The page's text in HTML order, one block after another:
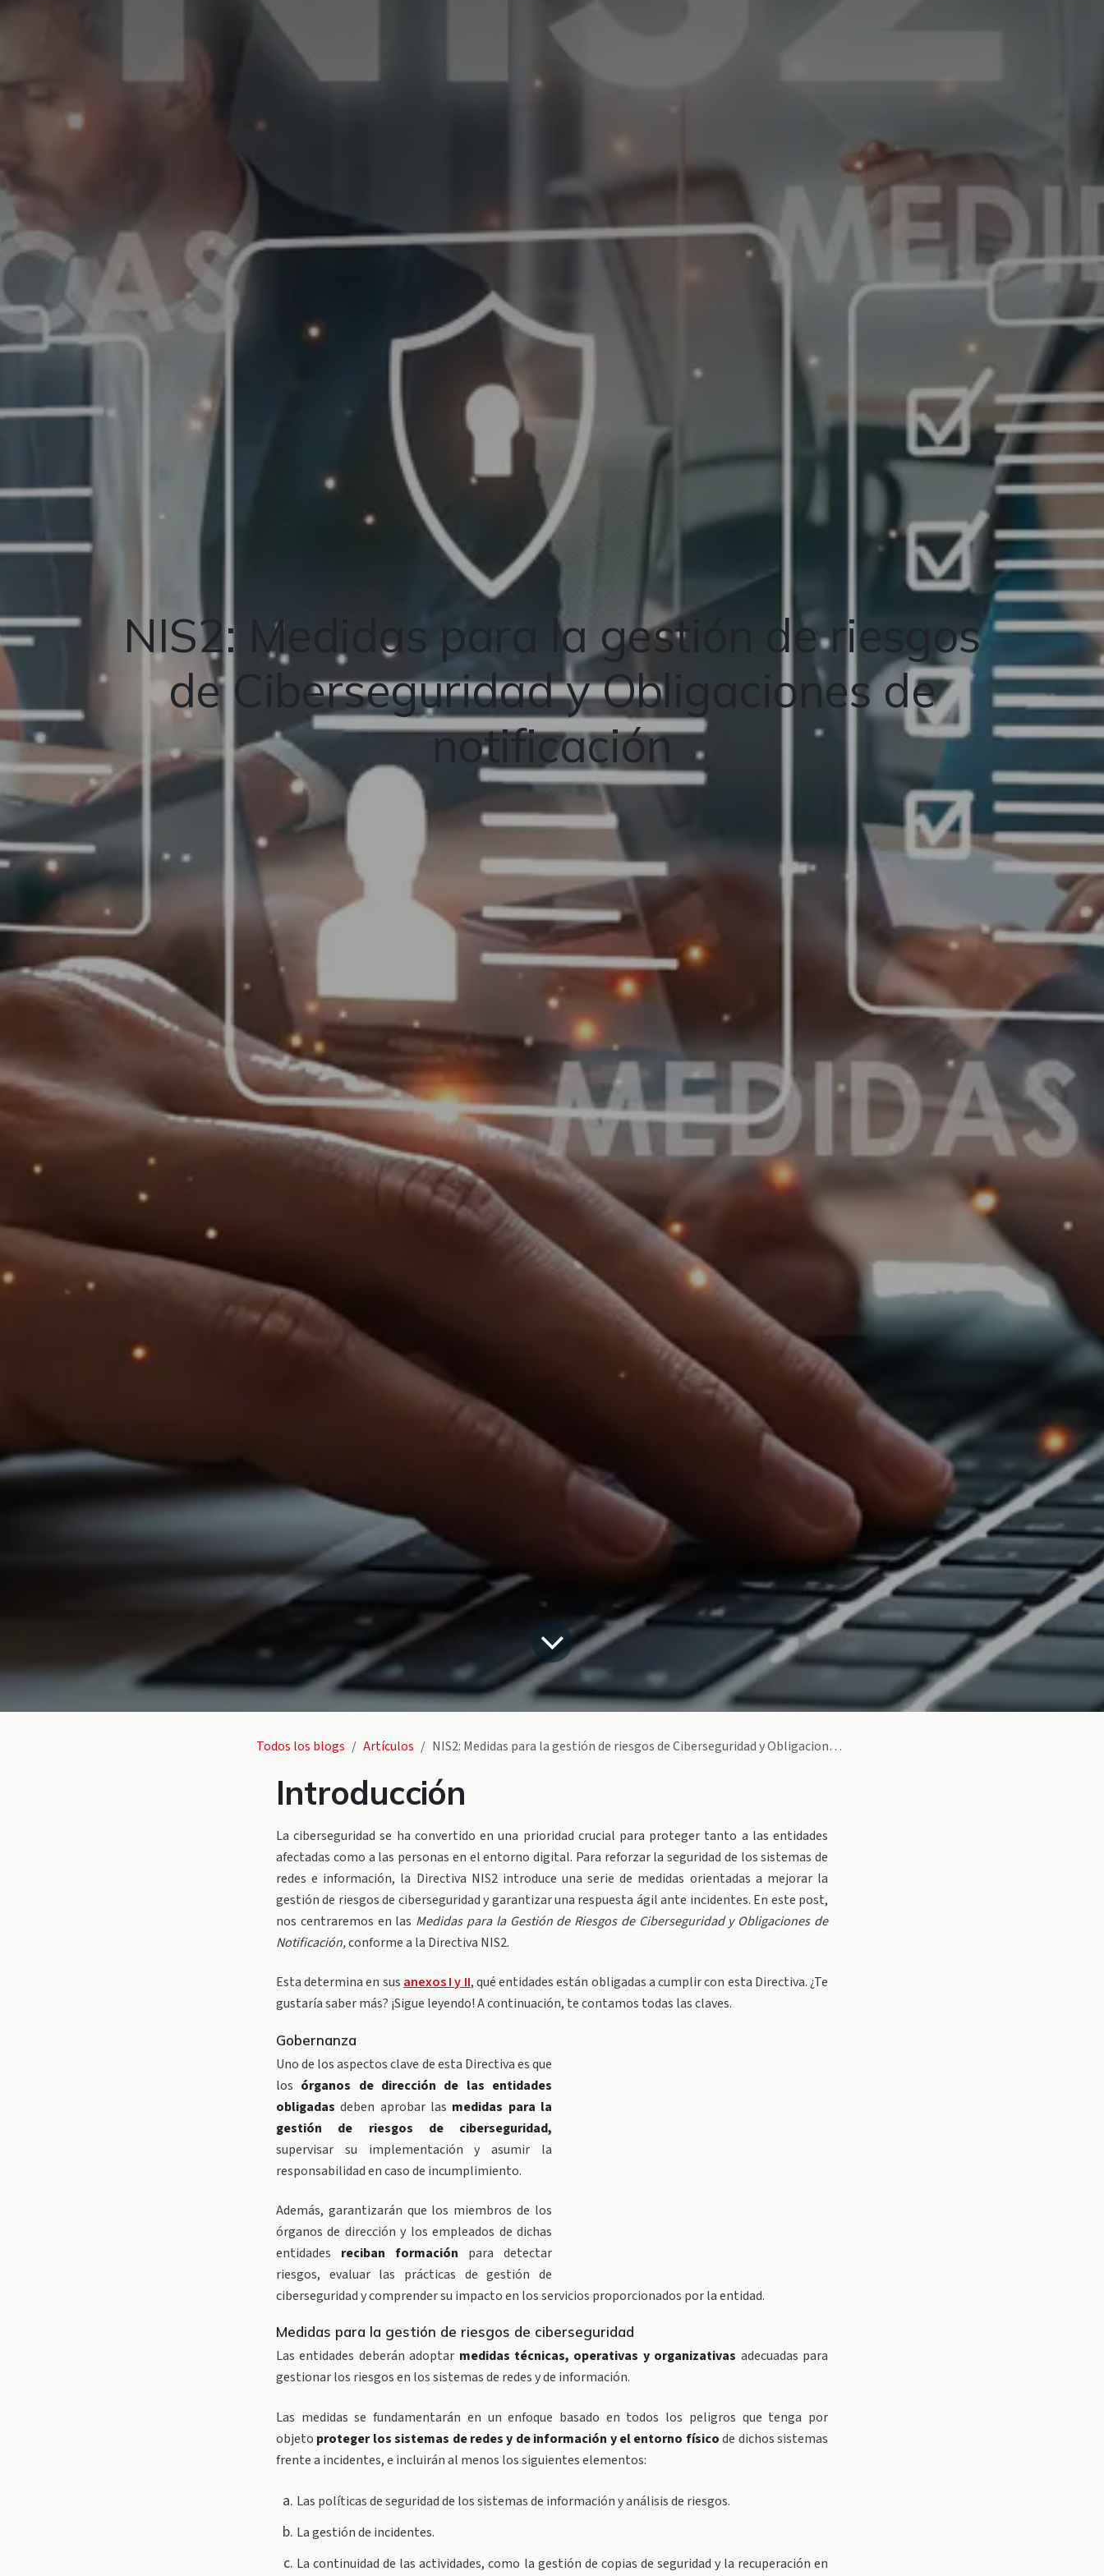
NIS2: Medidas para la gestión de riesgos
de Ciberseguridad y Obligaciones de
notificación
Todos los blogs Artículos NIS2: Medidas para la gestión de riesgos de Ciberseguridad y Obligaciones de notificación
Introducción
La ciberseguridad se ha convertido en una prioridad crucial para proteger tanto a las entidades
afectadas como a las personas en el entorno digital. Para reforzar la seguridad de los sistemas de
redes e información, la Directiva NIS2 introduce una serie de medidas orientadas a mejorar la
gestión de riesgos de ciberseguridad y garantizar una respuesta ágil ante incidentes. En este post,
nos centraremos en las Medidas para la Gestión de Riesgos de Ciberseguridad y Obligaciones de
Notificación,conforme a la Directiva NIS2.
Esta determina en sus anexos I y II, qué entidades están obligadas a cumplir con esta Directiva. ¿Te
gustaría saber más? ¡Sigue leyendo! A continuación, te contamos todas las claves.
Gobernanza
Uno de los aspectos clave de esta Directiva es que
los órganos de dirección de las entidades
obligadas deben aprobar las medidas para la
gestión de riesgos de ciberseguridad,
supervisar su implementación y asumir la
responsabilidad en caso de incumplimiento.
Además, garantizarán que los miembros de los
órganos de dirección y los empleados de dichas
entidades reciban formación para detectar
riesgos, evaluar las prácticas de gestión de
ciberseguridad y comprender su impacto en los servicios proporcionados por la entidad.
Medidas para la gestión de riesgos de ciberseguridad
Las entidades deberán adoptar medidas técnicas, operativas y organizativas adecuadas para
gestionar los riesgos en los sistemas de redes y de información.
Las medidas se fundamentarán en un enfoque basado en todos los peligros que tenga por
objeto proteger los sistemas de redes y de información y el entorno físicode dichos sistemas
frente a incidentes, e incluirán al menos los siguientes elementos:
Las políticas de seguridad de los sistemas de información y análisis de riesgos.
La gestión de incidentes.
La continuidad de las actividades, como la gestión de copias de seguridad y la recuperación en